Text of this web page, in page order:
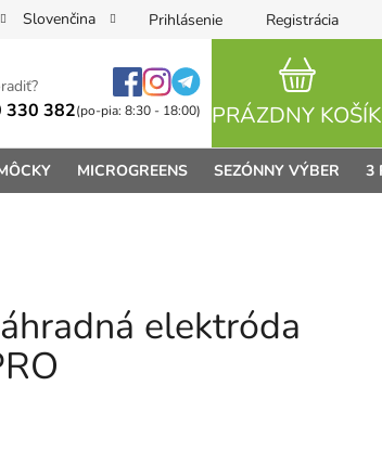
Slovenčina Prihlásenie Registrácia
330 382(po-pia: 8:30 - 18:00) PRÁZDNY KOŠÍK
MICROGREENS SEZÓNNY VÝBER 3
elektróda